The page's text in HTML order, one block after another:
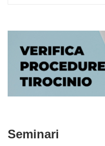
Seminari